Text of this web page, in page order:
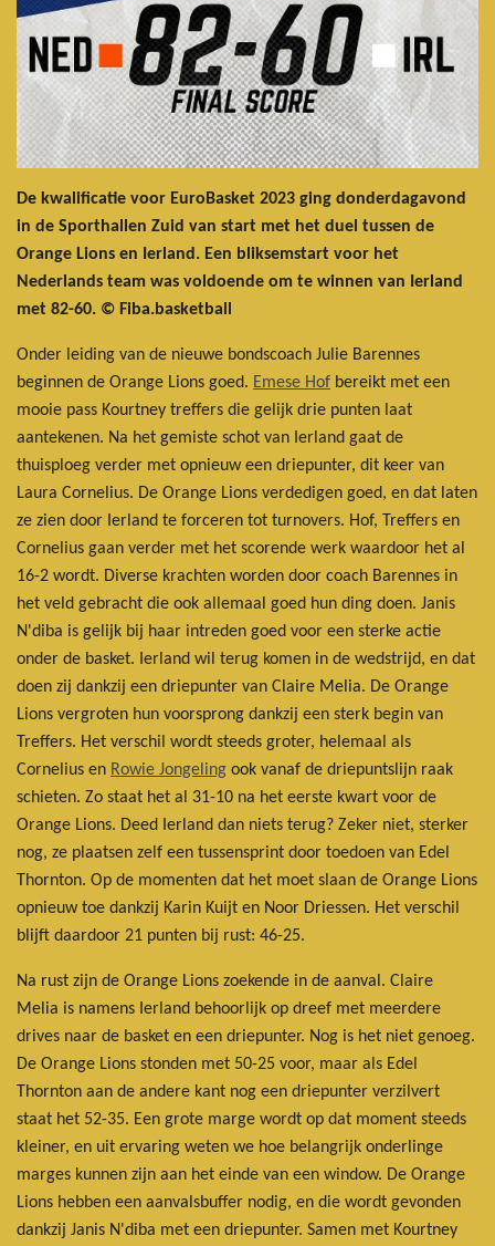
De kwalificatie voor EuroBasket 2023 ging donderdagavond
in de Sporthallen Zuid van start met het duel tussen de
Orange Lions en Ierland. Een bliksemstart voor het
Nederlands team was voldoende om te winnen van Ierland
met 82-60. © Fiba.basketball
Onder leiding van de nieuwe bondscoach Julie Barennes
beginnen de Orange Lions goed. Emese Hof bereikt met een
mooie pass Kourtney treffers die gelijk drie punten laat
aantekenen. Na het gemiste schot van Ierland gaat de
thuisploeg verder met opnieuw een driepunter, dit keer van
Laura Cornelius. De Orange Lions verdedigen goed, en dat laten
ze zien door Ierland te forceren tot turnovers. Hof, Treffers en
Cornelius gaan verder met het scorende werk waardoor het al
16-2 wordt. Diverse krachten worden door coach Barennes in
het veld gebracht die ook allemaal goed hun ding doen. Janis
N'diba is gelijk bij haar intreden goed voor een sterke actie
onder de basket. Ierland wil terug komen in de wedstrijd, en dat
doen zij dankzij een driepunter van Claire Melia. De Orange
Lions vergroten hun voorsprong dankzij een sterk begin van
Treffers. Het verschil wordt steeds groter, helemaal als
Cornelius en Rowie Jongeling ook vanaf de driepuntslijn raak
schieten. Zo staat het al 31-10 na het eerste kwart voor de
Orange Lions. Deed Ierland dan niets terug? Zeker niet, sterker
nog, ze plaatsen zelf een tussensprint door toedoen van Edel
Thornton. Op de momenten dat het moet slaan de Orange Lions
opnieuw toe dankzij Karin Kuijt en Noor Driessen. Het verschil
blijft daardoor 21 punten bij rust: 46-25.
Na rust zijn de Orange Lions zoekende in de aanval. Claire
Melia is namens Ierland behoorlijk op dreef met meerdere
drives naar de basket en een driepunter. Nog is het niet genoeg.
De Orange Lions stonden met 50-25 voor, maar als Edel
Thornton aan de andere kant nog een driepunter verzilvert
staat het 52-35. Een grote marge wordt op dat moment steeds
kleiner, en uit ervaring weten we hoe belangrijk onderlinge
marges kunnen zijn aan het einde van een window. De Orange
Lions hebben een aanvalsbuffer nodig, en die wordt gevonden
dankzij Janis N'diba met een driepunter. Samen met Kourtney